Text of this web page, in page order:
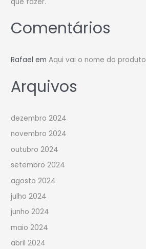
Comentários
Rafael emAqui vai o nome do produto
Arquivos
dezembro 2024
novembro 2024
outubro 2024
setembro 2024
agosto 2024
julho 2024
junho 2024
maio 2024
abril 2024